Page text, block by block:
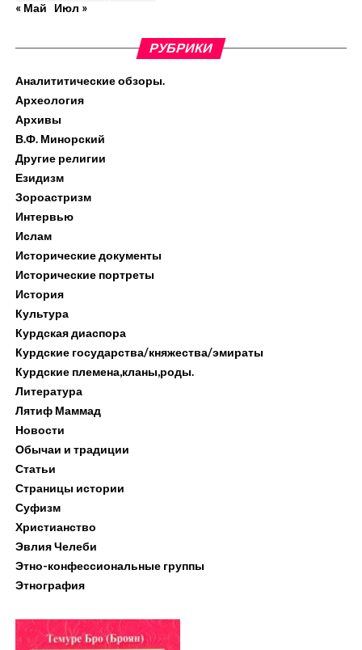
« Май
Июл »
РУБРИКИ
Аналититические обзоры.
Археология
Архивы
В.Ф. Минорский
Другие религии
Езидизм
Зороастризм
Интервью
Ислам
Исторические документы
Исторические портреты
История
Культура
Курдская диаспора
Курдские государства/княжества/эмираты
Курдские племена,кланы,роды.
Литература
Лятиф Маммад
Новости
Обычаи и традиции
Статьи
Страницы истории
Суфизм
Христианство
Эвлия Челеби
Этно-конфессиональные группы
Этнография